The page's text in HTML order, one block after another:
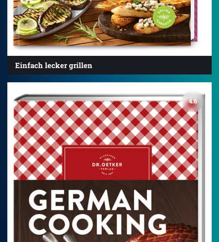
Einfach lecker grillen
4.6